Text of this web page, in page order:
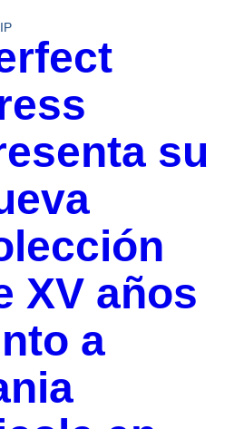
su
XV años
a